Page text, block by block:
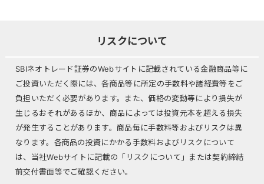
リスクについて
SBIネオトレード証券のWebサイトに記載されている金融商品等に
ご投資いただく際には、各商品等に所定の手数料や諸経費等をご
負担いただく必要があります。また、価格の変動等により損失が
生じるおそれがあるほか、商品によっては投資元本を超える損失
が発生することがあります。商品毎に手数料等およびリスクは異
なります。各商品の投資にかかる手数料およびリスクについて
は、当社Webサイトに記載の「リスクについて」または契約締結
前交付書面等でご確認ください。